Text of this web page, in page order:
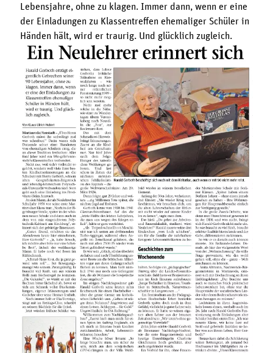
Lebensjahre, ohne zu klagen. Immer dann, wenn er eine
der Einladungen zu Klassentreffen ehemaliger Schüler in
Händen hält, wird er traurig. Und glücklich zugleich.